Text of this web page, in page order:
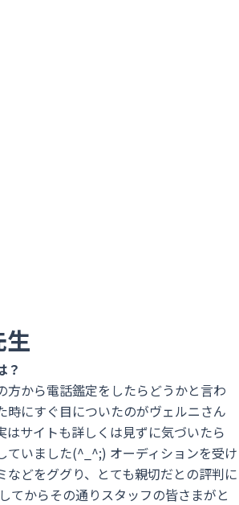
生
？
方から電話鑑定をしたらどうかと言わ
時にすぐ目についたのがヴェルニさん
はサイトも詳しくは見ずに気づいたら
ていました(^_^;) オーディションを受け
などをググり、とても親切だとの評判に
てからその通りスタッフの皆さまがと